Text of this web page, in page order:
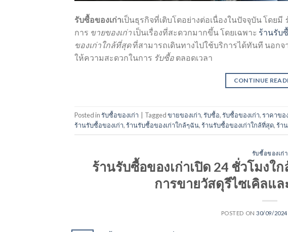
รับซื้อของเก่าเป็นธุรกิจที่เติบโตอย่างต่อเนื่องในปัจจุบัน โดยมี
การ ขายของเก่า เป็นเรื่องที่สะดวกมากขึ้น โดยเฉพาะ ร้านรับ
ของเก่าใกล้ที่สุดที่สามารถเดินทางไปใช้บริการได้ทันที นอกจ
ให้ความสะดวกในการ รับซื้อ ตลอดเวลา
CONTINUE
Posted inรับซื้อของเก่า Taggedขายของเก่า,รับซื้อ,รับซื้อของเก่า,ราคาขอ
ร้านรับซื้อของเก่า,ร้านรับซื้อของเก่าใกล้ๆฉัน,ร้านรับซื้อของเก่าใกล้ที่สุด,ร้า
รับซื้อของเก่า
ร้านรับซื้อของเก่าเปิด 24 ชั่วโมง
การขายวัสดุรีไซเคิลแล
POSTED ON30/09/2024